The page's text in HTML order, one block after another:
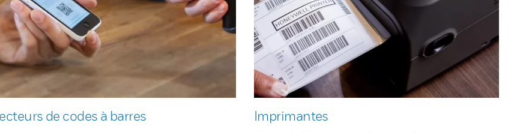
de codes à barres Imprimantes